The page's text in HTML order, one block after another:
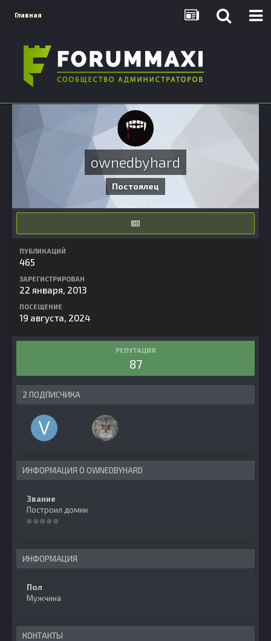
Главная
ownedbyhard
Постоялец
ПУБЛИКАЦИЙ
465
ЗАРЕГИСТРИРОВАН
22 января, 2013
ПОСЕЩЕНИЕ
19 августа, 2024
РЕПУТАЦИЯ
87
2 ПОДПИСЧИКА
ИНФОРМАЦИЯ О OWNEDBYHARD
Звание
Построил домик
ИНФОРМАЦИЯ
Пол
Мужчина
КОНТАКТЫ